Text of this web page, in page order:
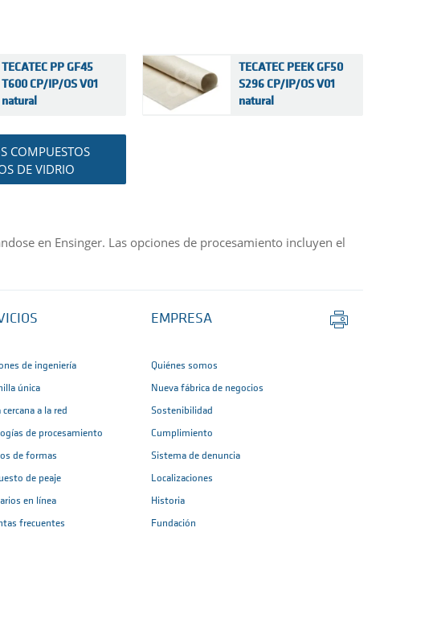
TECATEC PP GF45
T600 CP/IP/OS V01
natural
COMPUESTOS
DE VIDRIO
TECATEC PEEK GF50
S296 CP/IP/OS V01
natural
en Ensinger. Las opciones de procesamiento incluyen el
de ingeniería
única
cercana a la red
de procesamiento
de formas
de peaje
en línea
frecuentes
EMPRESA
Quiénes somos
Nueva fábrica de negocios
Sostenibilidad
Cumplimiento
Sistema de denuncia
Localizaciones
Historia
Fundación